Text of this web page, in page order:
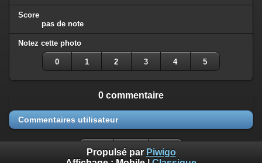
Score
pas de note
Notez cette photo
0 1 2 3 4 5
0 commentaire
Commentaires utilisateur
Propulsé par Piwigo